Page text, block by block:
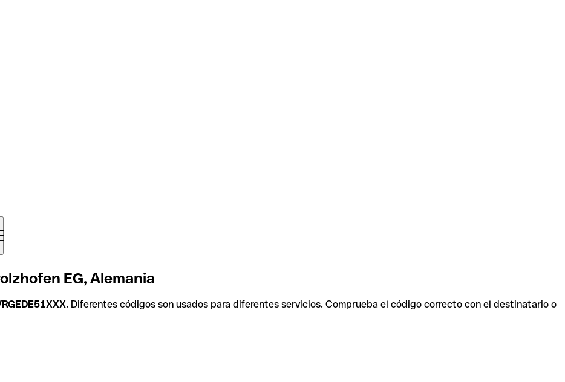
EG, Alemania
. Diferentes códigos son usados para diferentes servicios. Comprueba el código correcto con el destinatario o